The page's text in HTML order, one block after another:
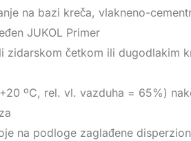
na bazi kreča, vlakneno-
JUKOL Primer
zidarskom četkom ili dugodlakim
ºC, rel. vl. vazduha = 65%)
na podloge zaglađene